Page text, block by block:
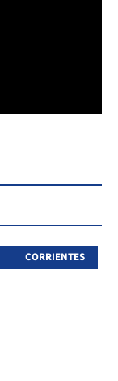
CORRIENTES